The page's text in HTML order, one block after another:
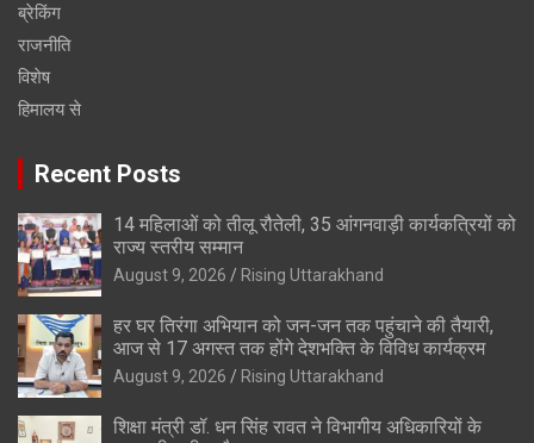
ब्रेकिंग
राजनीति
विशेष
हिमालय से
Recent Posts
14 महिलाओं को तीलू रौतेली, 35 आंगनवाड़ी कार्यकत्रियों को
राज्य स्तरीय सम्मान
August 9, 2026 Rising Uttarakhand
हर घर तिरंगा अभियान को जन-जन तक पहुंचाने की तैयारी,
आज से 17 अगस्त तक होंगे देशभक्ति के विविध कार्यक्रम
August 9, 2026 Rising Uttarakhand
शिक्षा मंत्री डॉ. धन सिंह रावत ने विभागीय अधिकारियों के